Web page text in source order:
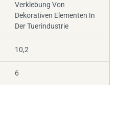
Verklebung Von
Dekorativen Elementen In
Der Tuerindustrie
10,2
6